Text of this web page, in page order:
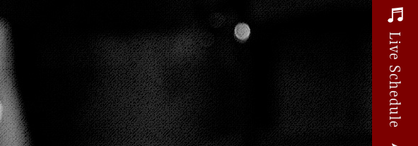
Home
Beginner's Guide
Live Schedule
Live Schedule